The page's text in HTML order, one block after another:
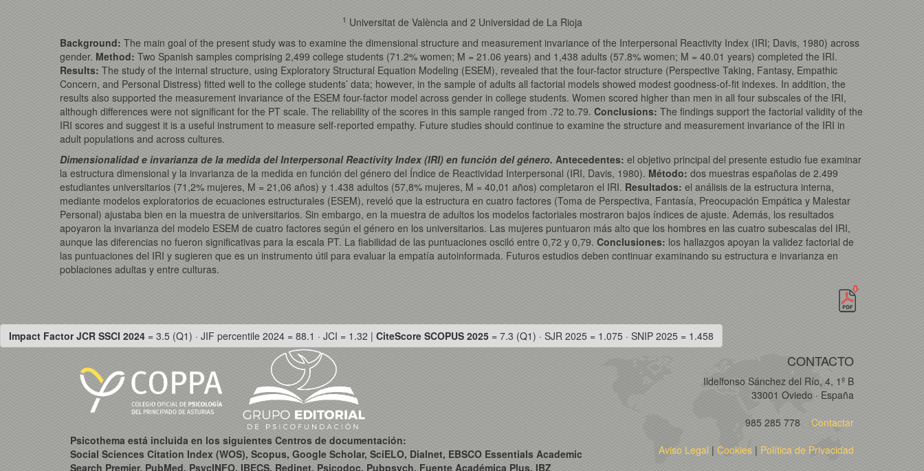
1 Universitat de València and 2 Universidad de La Rioja
Background: The main goal of the present study was to examine the dimensional structure and measurement invariance of the Interpersonal Reactivity Index (IRI; Davis, 1980) across
gender. Method: Two Spanish samples comprising 2,499 college students (71.2% women; M = 21.06 years) and 1,438 adults (57.8% women; M = 40.01 years) completed the IRI.
Results: The study of the internal structure, using Exploratory Structural Equation Modeling (ESEM), revealed that the four-factor structure (Perspective Taking, Fantasy, Empathic
Concern, and Personal Distress) fitted well to the college students’ data; however, in the sample of adults all factorial models showed modest goodness-of-fit indexes. In addition, the
results also supported the measurement invariance of the ESEM four-factor model across gender in college students. Women scored higher than men in all four subscales of the IRI,
although differences were not significant for the PT scale. The reliability of the scores in this sample ranged from .72 to.79. Conclusions: The findings support the factorial validity of the
IRI scores and suggest it is a useful instrument to measure self-reported empathy. Future studies should continue to examine the structure and measurement invariance of the IRI in
adult populations and across cultures.
Dimensionalidad e invarianza de la medida del Interpersonal Reactivity Index (IRI) en función del género. Antecedentes: el objetivo principal del presente estudio fue examinar
la estructura dimensional y la invarianza de la medida en función del género del Índice de Reactividad Interpersonal (IRI, Davis, 1980). Método: dos muestras españolas de 2.499
estudiantes universitarios (71,2% mujeres, M = 21,06 años) y 1.438 adultos (57,8% mujeres, M = 40,01 años) completaron el IRI. Resultados: el análisis de la estructura interna,
mediante modelos exploratorios de ecuaciones estructurales (ESEM), reveló que la estructura en cuatro factores (Toma de Perspectiva, Fantasía, Preocupación Empática y Malestar
Personal) ajustaba bien en la muestra de universitarios. Sin embargo, en la muestra de adultos los modelos factoriales mostraron bajos índices de ajuste. Además, los resultados
apoyaron la invarianza del modelo ESEM de cuatro factores según el género en los universitarios. Las mujeres puntuaron más alto que los hombres en las cuatro subescalas del IRI,
aunque las diferencias no fueron significativas para la escala PT. La fiabilidad de las puntuaciones osciló entre 0,72 y 0,79. Conclusiones: los hallazgos apoyan la validez factorial de
las puntuaciones del IRI y sugieren que es un instrumento útil para evaluar la empatía autoinformada. Futuros estudios deben continuar examinando su estructura e invarianza en
poblaciones adultas y entre culturas.
Impact Factor JCR SSCI 2024 = 3.5 (Q1) · JIF percentile 2024 = 88.1 · JCI = 1.32 | CiteScore SCOPUS 2025 = 7.3 (Q1) · SJR 2025 = 1.075 · SNIP 2025 = 1.458
Psicothema está incluida en los siguientes Centros de documentación:
Social Sciences Citation Index (WOS), Scopus, Google Scholar, SciELO, Dialnet, EBSCO Essentials Academic
Search Premier, PubMed, PsycINFO, IBECS, Redinet, Psicodoc, Pubpsych, Fuente Académica Plus, IBZ
CONTACTO
Ildelfonso Sánchez del Río, 4, 1º B
33001 Oviedo · España
985 285 778 Contactar
Aviso Legal | Cookies | Política de Privacidad